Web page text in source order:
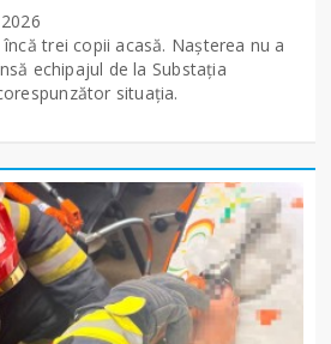
trei copii acasă. Nașterea nu a
echipajul de la Substația
situația.